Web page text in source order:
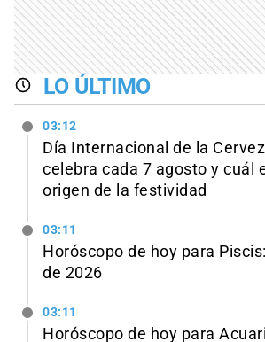
LO ÚLTIMO
03:12
Día Internacional de la
celebra cada 7 agosto y cuál
origen de la festividad
03:11
Horóscopo de hoy para
de 2026
03:11
Horóscopo de hoy para